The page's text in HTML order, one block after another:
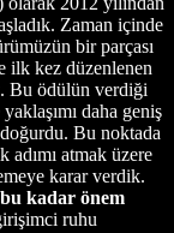
Zaman içinde
bir parçası
ilk kez düzenlenen
Bu ödülün verdiği
daha geniş
doğurdu. Bu noktada
atmak üzere
karar verdik.
kadar önem
ruhu